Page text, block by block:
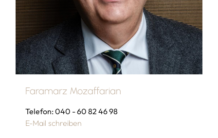
Faramarz Mozaffarian
Telefon: 040 - 60 82 46 98
E-Mail schreiben